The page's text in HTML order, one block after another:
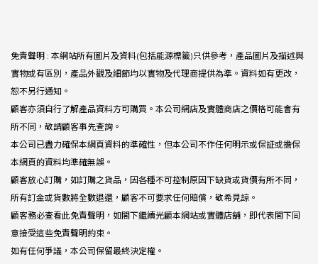
免責聲明 : 本網站所有圖片及資料(包括能源標籤)只供參考，產品圖片及描述與
實物或有區別，產品外觀及細節均以實物及代理商提供為準。資料如有更改，
恕不另行通知。
顧客亦須自行了解產品資料方可購買。本公司網店及實體商店之價格可能會有
所不同，敬請顧客事先查詢。
本公司已盡力確保本網頁資料的準確性，但本公司不作任何明示或保証或擔保
本網頁的資料均準確無誤。
顧客放心訂購，如訂購之貨品，因各種不可控制原因下缺貨或貨價有所不同，
所有訂金或貨數將全數退還，顧客不可要求任何賠償，敬希見諒。
顧客務必查看此免責聲明，如閣下繼續光顧本網站或實體店舖，即代表閣下同
意接受這些免責聲明約束。
如有任何爭議，本公司保留最終決定權。